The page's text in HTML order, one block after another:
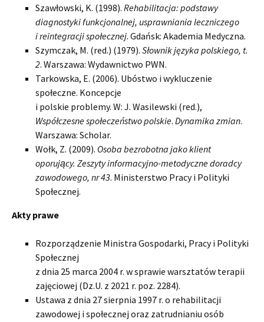
Szawłowski, K. (1998). Rehabilitacja: podstawy
diagnostyki funkcjonalnej, usprawniania leczniczego
i reintegracji społecznej. Gdańsk: Akademia Medyczna.
Szymczak, M. (red.) (1979). Słownik języka polskiego, t.
2. Warszawa: Wydawnictwo PWN.
Tarkowska, E. (2006). Ubóstwo i wykluczenie
społeczne. Koncepcje
i polskie problemy. W: J. Wasilewski (red.),
Współczesne społeczeństwo polskie. Dynamika zmian.
Warszawa: Scholar.
Wołk, Z. (2009). Osoba bezrobotna jako klient
oporujący. Zeszyty informacyjno-metodyczne doradcy
zawodowego, nr 43. Ministerstwo Pracy i Polityki
Społecznej.
Akty prawe
Rozporządzenie Ministra Gospodarki, Pracy i Polityki
Społecznej
z dnia 25 marca 2004 r. w sprawie warsztatów terapii
zajęciowej (Dz.U. z 2021 r. poz. 2284).
Ustawa z dnia 27 sierpnia 1997 r. o rehabilitacji
zawodowej i społecznej oraz zatrudnianiu osób